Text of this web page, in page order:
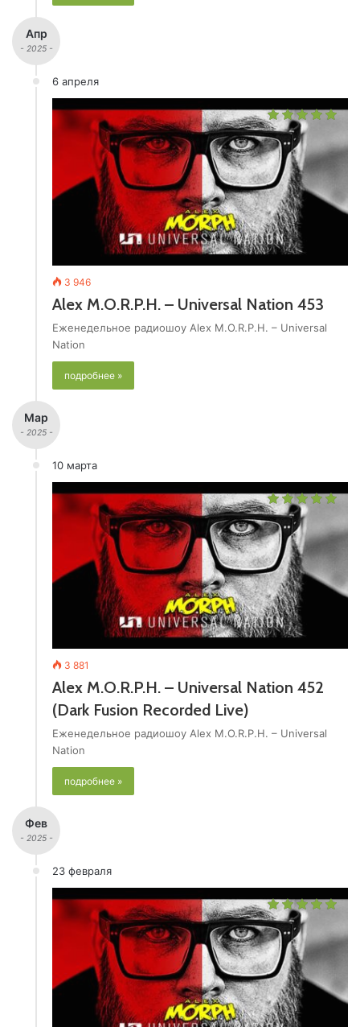
Апр
- 2025 -
6 апреля
3 946
Alex M.O.R.P.H. – Universal Nation 453
Еженедельное радиошоу Alex M.O.R.P.H. – Universal
Nation
подробнее »
Мар
- 2025 -
10 марта
3 881
Alex M.O.R.P.H. – Universal Nation 452
(Dark Fusion Recorded Live)
Еженедельное радиошоу Alex M.O.R.P.H. – Universal
Nation
подробнее »
Фев
- 2025 -
23 февраля